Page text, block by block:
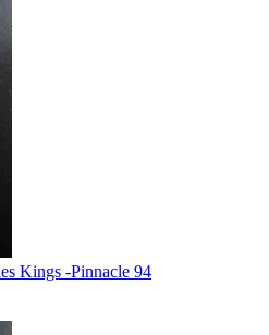
Kings -Pinnacle 94